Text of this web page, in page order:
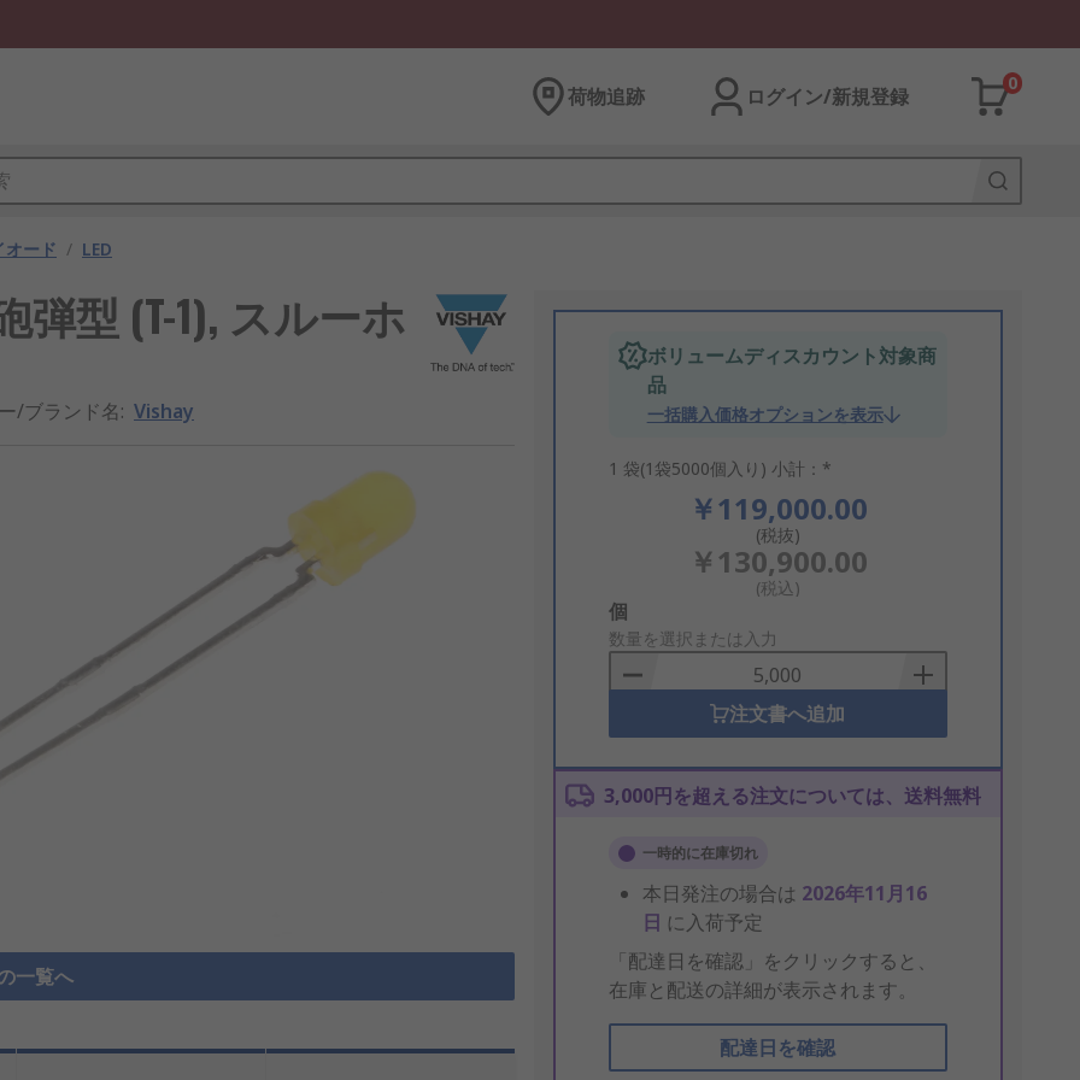
荷物追跡 ログイン/新規登録
0
オード / LED
弾型 (T-1), スルーホ
/ブランド名: Vishay
一覧へ
ボリュームディスカウント対象商
品
一括購入価格オプションを表示
1 袋(1袋5000個入り) 小計：*
￥119,000.00
(税抜)
￥130,900.00
(税込)
Add
to
Basket
個
数量を選択または入力
注文書へ追加
3,000円を超える注文については、送料無料
一時的に在庫切れ
本日発注の場合は 2026年11月16
日 に入荷予定
「配達日を確認」をクリックすると、
在庫と配送の詳細が表示されます。
配達日を確認